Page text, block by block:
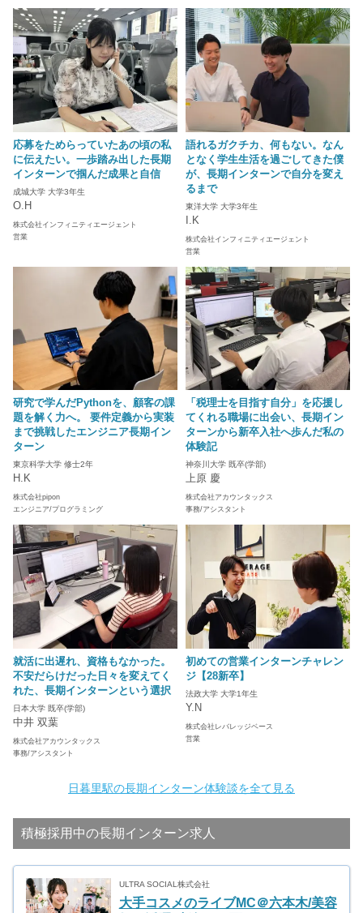
応募をためらっていたあの頃の私
に伝えたい。一歩踏み出した長期
インターンで掴んだ成果と自信
成城大学 大学3年生
O.H
株式会社インフィニティエージェント
営業
語れるガクチカ、何もない。なん
となく学生生活を過ごしてきた僕
が、長期インターンで自分を変え
るまで
東洋大学 大学3年生
I.K
株式会社インフィニティエージェント
営業
研究で学んだPythonを、顧客の課
題を解く力へ。 要件定義から実装
まで挑戦したエンジニア長期イン
ターン
東京科学大学 修士2年
H.K
株式会社pipon
エンジニア/プログラミング
「税理士を目指す自分」を応援し
てくれる職場に出会い、長期イン
ターンから新卒入社へ歩んだ私の
体験記
神奈川大学 既卒(学部)
上原 慶
株式会社アカウンタックス
事務/アシスタント
就活に出遅れ、資格もなかった。
不安だらけだった日々を変えてく
れた、長期インターンという選択
日本大学 既卒(学部)
中井 双葉
株式会社アカウンタックス
事務/アシスタント
初めての営業インターンチャレン
ジ【28新卒】
法政大学 大学1年生
Y.N
株式会社レバレッジベース
営業
日暮里駅の長期インターン体験談を全て見る
積極採用中の長期インターン求人
ULTRA SOCIAL株式会社
大手コスメのライブMC＠六本木/美容